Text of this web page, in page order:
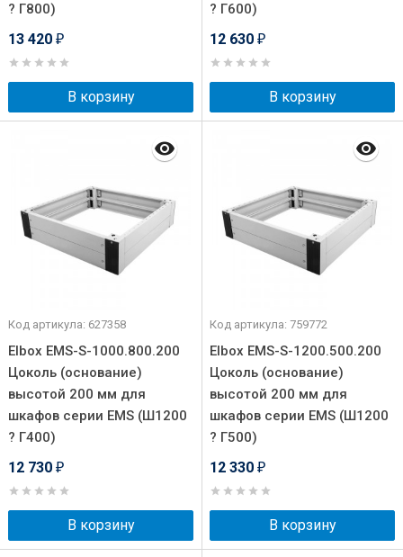
? Г800)
13 420 ₽
В корзину
? Г600)
12 630 ₽
В корзину
Код артикула: 627358
Elbox EMS-S-1000.800.200
Цоколь (основание)
высотой 200 мм для
шкафов серии EMS (Ш1200
? Г400)
12 730 ₽
В корзину
Код артикула: 759772
Elbox EMS-S-1200.500.200
Цоколь (основание)
высотой 200 мм для
шкафов серии EMS (Ш1200
? Г500)
12 330 ₽
В корзину